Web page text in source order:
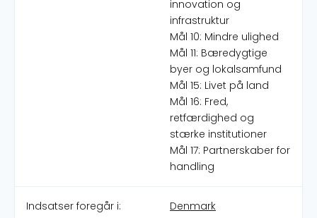
innovation og
infrastruktur
Mål 10: Mindre ulighed
Mål 11: Bæredygtige
byer og lokalsamfund
Mål 15: Livet på land
Mål 16: Fred,
retfærdighed og
stærke institutioner
Mål 17: Partnerskaber for
handling
Indsatser foregår i: Denmark